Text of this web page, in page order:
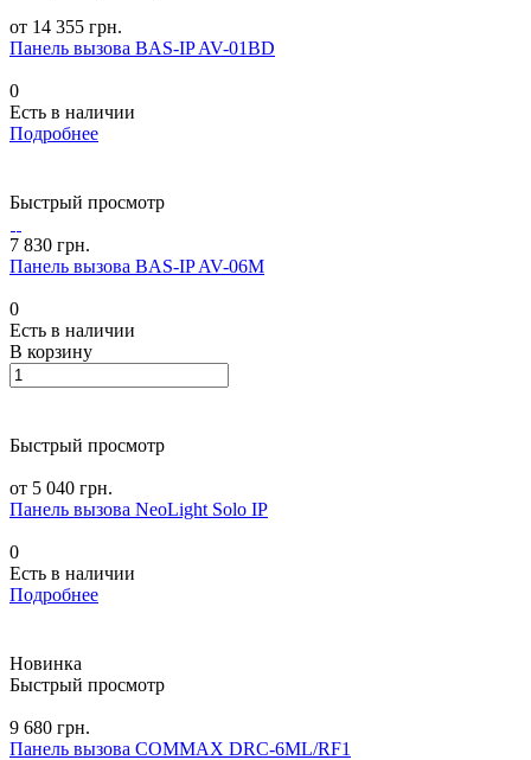
от 14 355 грн.
Панель вызова BAS-IP AV-01BD
0
Есть в наличии
Подробнее
Быстрый просмотр
7 830 грн.
Панель вызова BAS-IP AV-06M
0
Есть в наличии
В корзину
Быстрый просмотр
от 5 040 грн.
Панель вызова NeoLight Solo IP
0
Есть в наличии
Подробнее
Новинка
Быстрый просмотр
9 680 грн.
Панель вызова COMMAX DRC-6ML/RF1